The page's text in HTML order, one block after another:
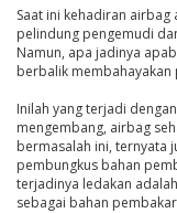
Saat ini kehadiran
pelindung pengemudi
Namun, apa jadinya
berbalik membahayakan
Inilah yang terjadi
mengembang, airbag
bermasalah ini, ternyata
pembungkus bahan
terjadinya ledakan
sebagai bahan